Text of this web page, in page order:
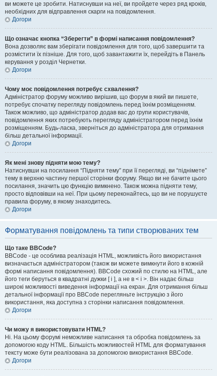
ви можете це зробити. Натиснувши на неї, ви пройдете через ряд кроків,
необхідних для відправлення скарги на повідомлення.
Догори
Що означає кнопка “Зберегти” в формі написання повідомлення?
Вона дозволяє вам зберігати повідомлення для того, щоб завершити та
розмістити їх пізніше. Для того, щоб завантажити їх, перейдіть в Панель
керування у розділ Чернетки.
Догори
Чому моє повідомлення потребує схвалення?
Адміністратор форуму можливо вирішив, що форум в який ви пишете,
потребує спочатку перегляду повідомлень перед їхнім розміщенням.
Також можливо, що адміністратор додав вас до групи користувачів,
повідомлення яких потребують перегляду адміністратором перед їхнім
розміщенням. Будь-ласка, зверніться до адміністратора для отримання
більш детальної інформації.
Догори
Як мені знову підняти мою тему?
Натиснувши на посилання “Підняти тему” при її перегляді, ви “піднімете”
тему в верхню частину першої сторінки форуму. Якщо ви не бачите цього
посилання, значить цю функцію вимкнено. Також можна підняти тему,
просто відповівши на неї. При цьому переконайтесь, що ви не порушуєте
правила форуму, в якому знаходитесь.
Догори
Форматування повідомлень та типи створюваних тем
Що таке BBCode?
BBCode - це особлива реалізація HTML, можливість його використання
визначається адміністратором (також ви можете вимкнути його в кожній
формі написання повідомлення). BBCode схожий по стилю на HTML, але
його теги беруться в квадратні дужки [ і ], а не в < і >. Він надає більш
широкі можливості виведення інформації на екран. Для отримання більш
детальної інформації про BBCode перегляньте інструкцію з його
використання, яка доступна з сторінки написання повідомлення.
Догори
Чи можу я використовувати HTML?
Ні. На цьому форумі неможливе написання та обробка повідомлень за
допомогою коду HTML. Більшість можливостей HTML для форматування
тексту може бути реалізована за допомогою використання BBCode.
Догори